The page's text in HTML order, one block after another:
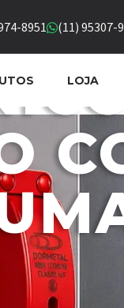
8951 (11) 95307-
LOJA